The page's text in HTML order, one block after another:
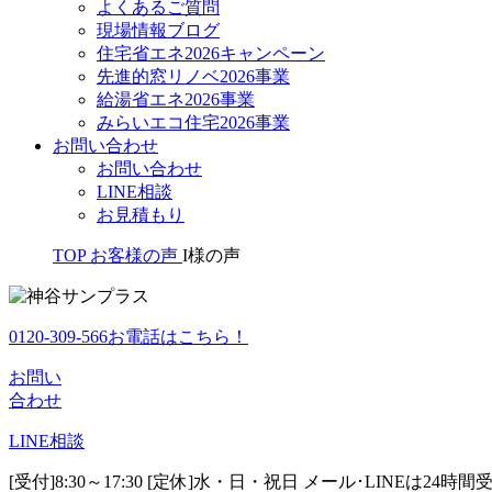
よくあるご質問
現場情報ブログ
住宅省エネ2026キャンペーン
先進的窓リノベ2026事業
給湯省エネ2026事業
みらいエコ住宅2026事業
お問い合わせ
お問い合わせ
LINE相談
お見積もり
TOP お客様の声 I様の声
0120-309-566お電話はこちら！
お問い
合わせ
LINE相談
[受付]8:30～17:30 [定休]水・日・祝日 メール･LINEは24時間